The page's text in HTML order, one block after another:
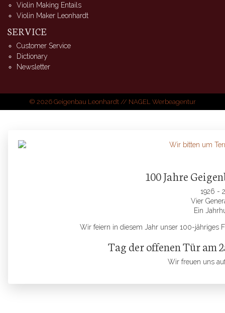
Violin Making Entails
Violin Maker Leonhardt
SERVICE
Customer Service
Dictionary
Newsletter
© 2026 Geigenbau Leonhardt // NAGEL Werbeagentur
100 Jahre
1926 -
Vier
Ein
Wir feiern in diesem Jahr unser 100-jähriges
Tag der offenen Tür am
Wir freuen uns